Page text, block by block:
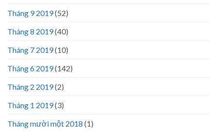
Tháng 9 2019(52)
Tháng 8 2019(40)
Tháng 7 2019(10)
Tháng 6 2019(142)
Tháng 2 2019(2)
Tháng 1 2019(3)
Tháng mười một 2018 (1)